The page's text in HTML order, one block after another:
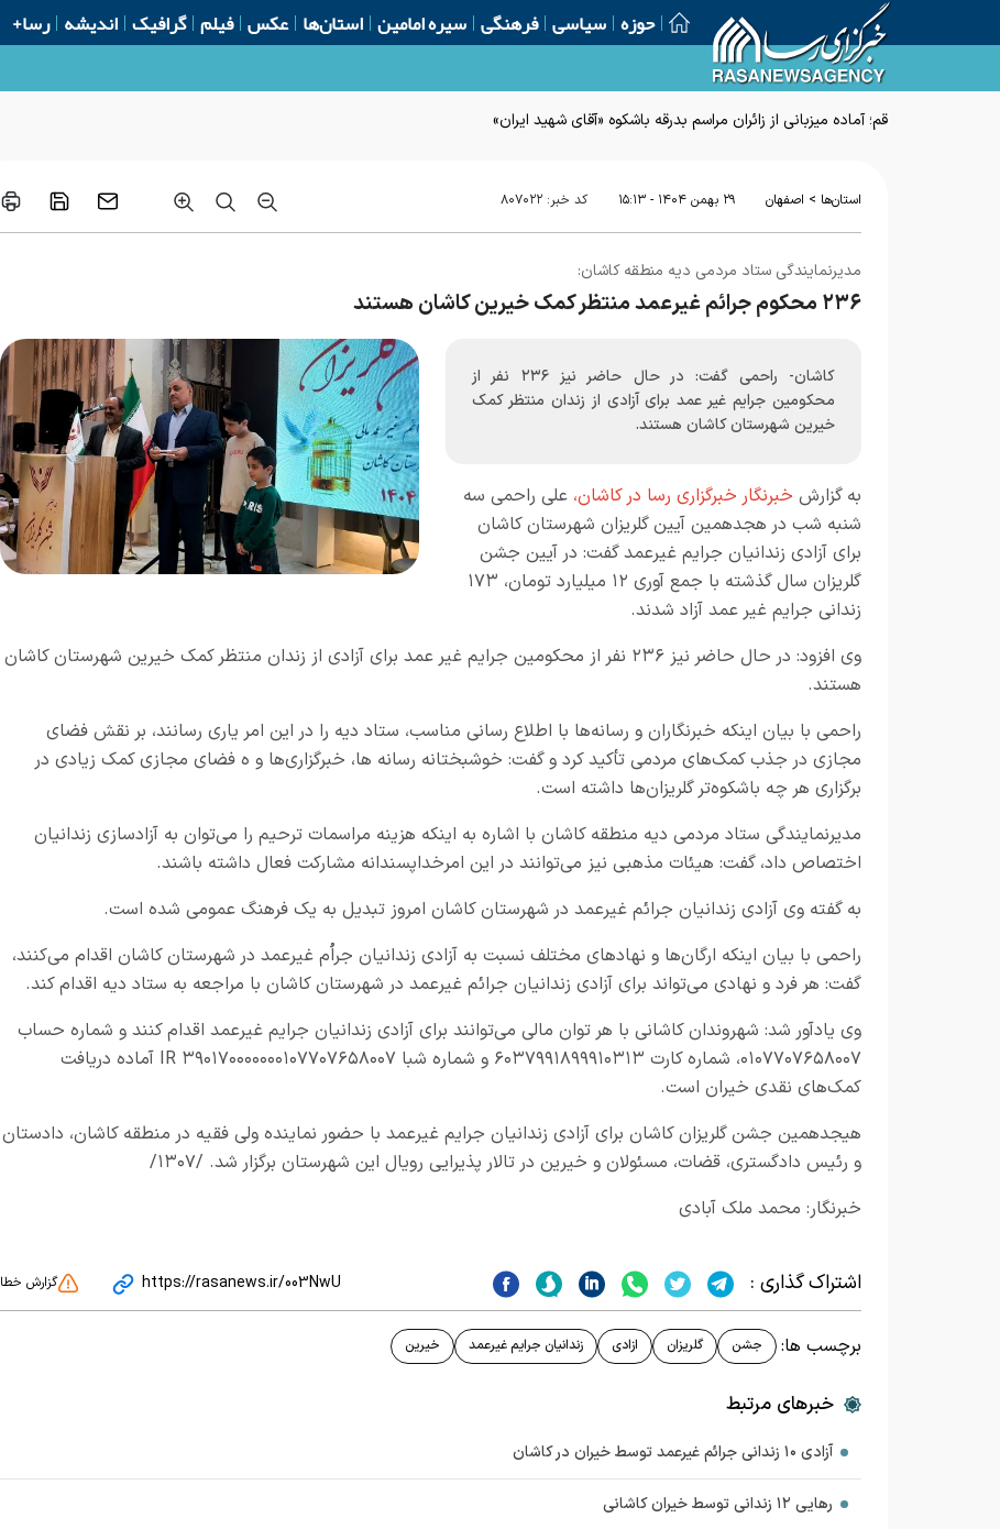
حوزه سیاسی فرهنگی سیره امامین استان‌ها عکس فیلم گرافیک اندیشه رسا+
قم؛ آماده میزبانی از زائران مراسم بدرقه باشکوه «آقای شهید ایران»
استان‌ها > اصفهان ۲۹ بهمن ۱۴۰۴ - ۱۵:۱۳ کد خبر: ۸۰۷۰۲۲
مدیرنمایندگی ستاد مردمی دیه منطقه کاشان:
۲۳۶ محکوم جرائم غیرعمد منتظر کمک خیرین کاشان هستند
کاشان- راحمی گفت: در حال حاضر نیز ۲۳۶ نفر از
محکومین جرایم غیر عمد برای آزادی از زندان منتظر کمک
خیرین شهرستان کاشان هستند.
به گزارش خبرنگار خبرگزاری رسا در کاشان، علی راحمی سه
شنبه شب در هجدهمین آیین گلریزان شهرستان کاشان
برای آزادی زندانیان جرایم غیرعمد گفت: در آیین جشن
گلریزان سال گذشته با جمع آوری ۱۲ میلیارد تومان، ۱۷۳
زندانی جرایم غیر عمد آزاد شدند.
وی افزود: در حال حاضر نیز ۲۳۶ نفر از محکومین جرایم غیر عمد برای آزادی از زندان منتظر کمک خیرین شهرستان کاشان
هستند.
راحمی با بیان اینکه خبرنگاران و رسانه‌ها با اطلاع رسانی مناسب، ستاد دیه را در این امر یاری رسانند، بر نقش فضای
مجازی در جذب کمک‌های مردمی تأکید کرد و گفت: خوشبختانه رسانه ها، خبرگزاری‌ها و ه فضای مجازی کمک زیادی در
برگزاری هر چه باشکوه‌تر گلریزان‌ها داشته است.
مدیرنمایندگی ستاد مردمی دیه منطقه کاشان با اشاره به اینکه هزینه مراسمات ترحیم را می‌توان به آزادسازی زندانیان
اختصاص داد، گفت: هیئات مذهبی نیز می‌توانند در این امرخداپسندانه مشارکت فعال داشته باشند.
به گفته وی آزادی زندانیان جرائم غیرعمد در شهرستان کاشان امروز تبدیل به یک فرهنگ عمومی شده است.
راحمی با بیان اینکه ارگان‌ها و نهاد‌های مختلف نسبت به آزادی زندانیان جراُم غیرعمد در شهرستان کاشان اقدام می‌کنند،
گفت: هر فرد و نهادی می‌تواند برای آزادی زندانیان جرائم غیرعمد در شهرستان کاشان با مراجعه به ستاد دیه اقدام کند.
وی یادآور شد: شهروندان کاشانی با هر توان مالی می‌توانند برای آزادی زندانیان جرایم غیرعمد اقدام کنند و شماره حساب
۰۱۰۷۷۰۷۶۵۸۰۰۷، شماره کارت ۶۰۳۷۹۹۱۸۹۹۹۱۰۳۱۳ و شماره شبا IR ۳۹۰۱۷۰۰۰۰۰۰۰۱۰۷۷۰۷۶۵۸۰۰۷ آماده دریافت
کمک‌های نقدی خیران است.
هیجدهمین جشن گلریزان کاشان برای آزادی زندانیان جرایم غیرعمد با حضور نماینده ولی فقیه در منطقه کاشان، دادستان
و رئیس دادگستری، قضات، مسئولان و خیرین در تالار پذیرایی رویال این شهرستان برگزار شد. /۱۳۰۷/
خبرنگار: محمد ملک آبادی
اشتراک گذاری : https://rasanews.ir/003NwU گزارش خطا
برچسب ها: جشن گلریزان ازادی زندانیان جرایم غیرعمد خیرین
خبرهای مرتبط
آزادی ۱۰ زندانی جرائم غیرعمد توسط خیران در کاشان
رهایی ۱۲ زندانی توسط خیران کاشانی